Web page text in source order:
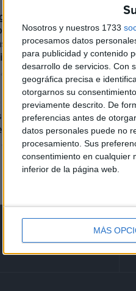
Nosotros y nuestros 1733
procesamos datos
para publicidad y contenido
desarrollo de servicios. Con
geográfica precisa e
otorgarnos su
previamente descrito. De
preferencias antes de
datos personales puede no
procesamiento. Sus
consentimiento en cualquier
inferior de la página web.
MÁS
a niñas
prioridad ante
de violación y
MINUTOS
exige más vigilancia
centros de menores
hacinamiento
HORA